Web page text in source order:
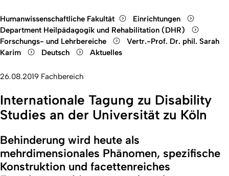
Humanwissenschaftliche Fakultät
Einrichtungen
Department Heilpädagogik und Rehabilitation (DHR)
Forschungs- und Lehrbereiche
Vertr.-Prof. Dr. phil. Sarah
Karim
Deutsch Aktuelles
26.08.2019 Fachbereich
Internationale Tagung zu Disability
Studies an der Universität zu Köln
Behinderung wird heute als
mehrdimensionales Phänomen, spezifische
Konstruktion und facettenreiches